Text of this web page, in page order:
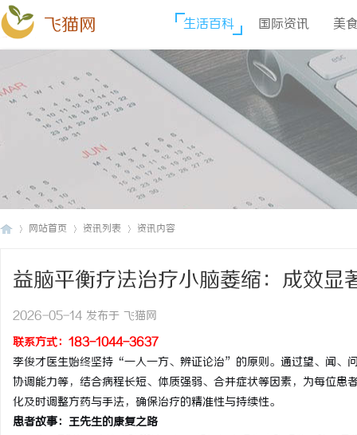
飞猫网 生活百科 国际资讯 美
网站首页 资讯列表 资讯内容
益脑平衡疗法治疗小脑萎缩：成效显
2026-05-14 发布于 飞猫网
联系方式：183-1044-3637
李俊才医生始终坚持“一人一方、辨证论治”的原则。通过望、闻、
协调能力等，结合病程长短、体质强弱、合并症状等因素，为每位患
化及时调整方药与手法，确保治疗的精准性与持续性。
患者故事：王先生的康复之路